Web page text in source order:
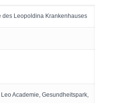
des Leopoldina Krankenhauses
Academie, Gesundheitspark,